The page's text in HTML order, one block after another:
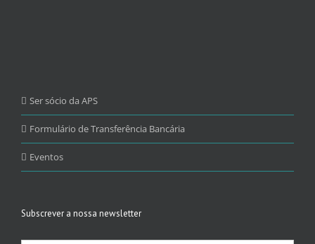
Ser sócio da APS
Formulário de Transferência Bancária
Eventos
Subscrever a nossa newsletter